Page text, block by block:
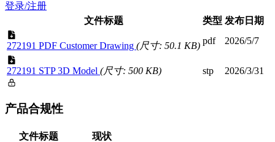
登录/注册
文件标题
类型 发布日期
272191 PDF Customer Drawing (尺寸: 50.1 KB) pdf 2026/5/7
272191 STP 3D Model (尺寸: 500 KB) stp 2026/3/31
产品合规性
文件标题 现状